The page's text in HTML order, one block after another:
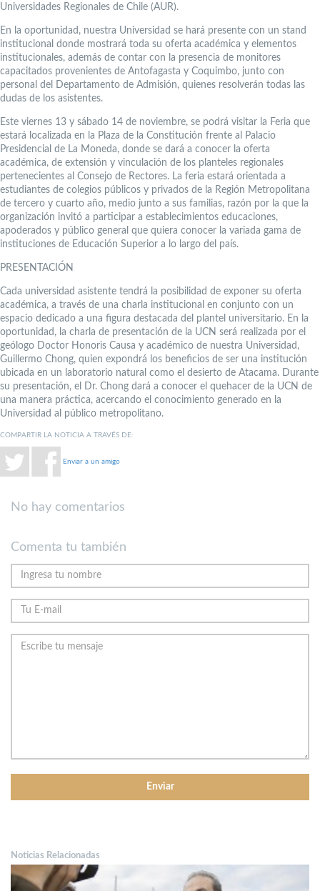
Universidades Regionales de Chile (AUR).
En la oportunidad, nuestra Universidad se hará presente con un stand
institucional donde mostrará toda su oferta académica y elementos
institucionales, además de contar con la presencia de monitores
capacitados provenientes de Antofagasta y Coquimbo, junto con
personal del Departamento de Admisión, quienes resolverán todas las
dudas de los asistentes.
Este viernes 13 y sábado 14 de noviembre, se podrá visitar la Feria que
estará localizada en la Plaza de la Constitución frente al Palacio
Presidencial de La Moneda, donde se dará a conocer la oferta
académica, de extensión y vinculación de los planteles regionales
pertenecientes al Consejo de Rectores. La feria estará orientada a
estudiantes de colegios públicos y privados de la Región Metropolitana
de tercero y cuarto año, medio junto a sus familias, razón por la que la
organización invitó a participar a establecimientos educaciones,
apoderados y público general que quiera conocer la variada gama de
instituciones de Educación Superior a lo largo del país.
PRESENTACIÓN
Cada universidad asistente tendrá la posibilidad de exponer su oferta
académica, a través de una charla institucional en conjunto con un
espacio dedicado a una figura destacada del plantel universitario. En la
oportunidad, la charla de presentación de la UCN será realizada por el
geólogo Doctor Honoris Causa y académico de nuestra Universidad,
Guillermo Chong, quien expondrá los beneficios de ser una institución
ubicada en un laboratorio natural como el desierto de Atacama. Durante
su presentación, el Dr. Chong dará a conocer el quehacer de la UCN de
una manera práctica, acercando el conocimiento generado en la
Universidad al público metropolitano.
COMPARTIR LA NOTICIA A TRAVÉS DE:
Enviar a un amigo
No hay comentarios
Comenta tu también
Noticias Relacionadas